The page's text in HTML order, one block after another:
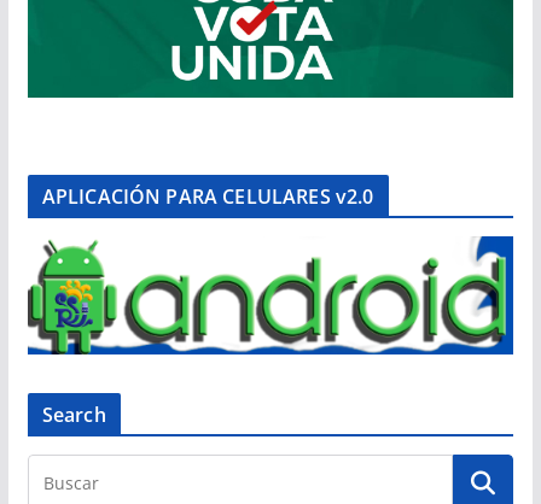
APLICACIÓN PARA CELULARES v2.0
Search